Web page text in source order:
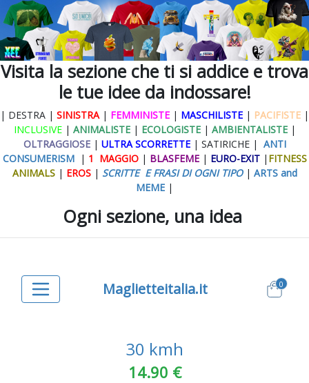
Visita la sezione che ti si addice e trova
le tue idee da indossare!
| DESTRA | SINISTRA| FEMMINISTE | MASCHILISTE | PACIFISTE |
INCLUSIVE| ANIMALISTE| ECOLOGISTE | AMBIENTALISTE|
OLTRAGGIOSE| ULTRA SCORRETTE | SATIRICHE | ANTI
CONSUMERISM | 1 MAGGIO| BLASFEME | EURO-EXIT| FITNESS
ANIMALS| EROS| SCRITTE E FRASI DI OGNI TIPO | ARTS and
MEME |
Ogni sezione, una idea
Maglietteitalia.it 0
30 kmh
14.90 €